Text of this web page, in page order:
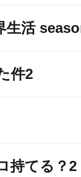
生活
件2
持てる？2